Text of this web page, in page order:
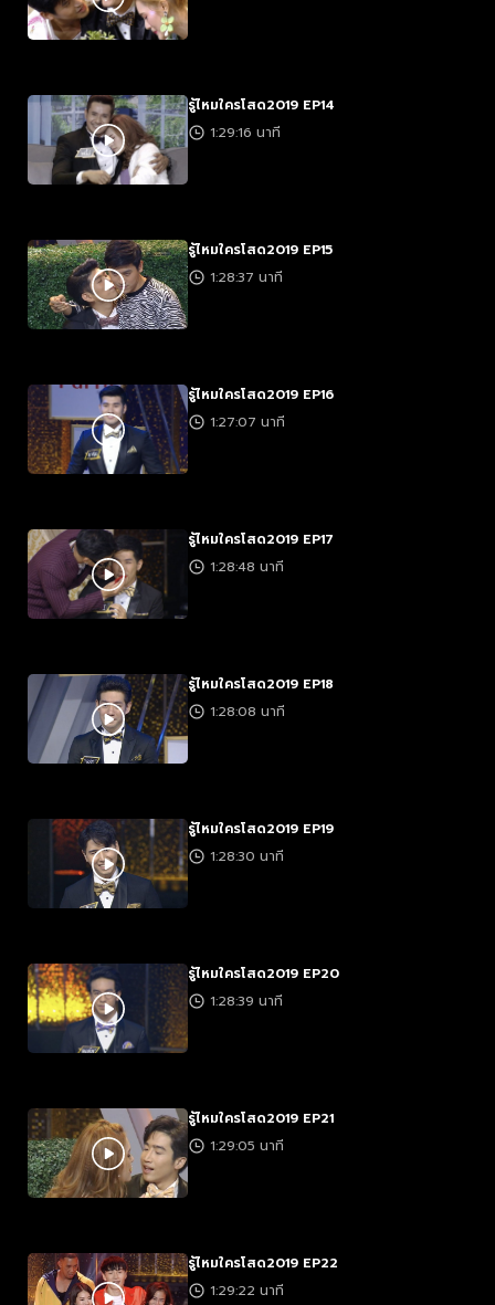
รู้ไหมใครโสด2019 EP14
1:29:16 นาที
รู้ไหมใครโสด2019 EP15
1:28:37 นาที
รู้ไหมใครโสด2019 EP16
1:27:07 นาที
รู้ไหมใครโสด2019 EP17
1:28:48 นาที
รู้ไหมใครโสด2019 EP18
1:28:08 นาที
รู้ไหมใครโสด2019 EP19
1:28:30 นาที
รู้ไหมใครโสด2019 EP20
1:28:39 นาที
รู้ไหมใครโสด2019 EP21
1:29:05 นาที
รู้ไหมใครโสด2019 EP22
1:29:22 นาที